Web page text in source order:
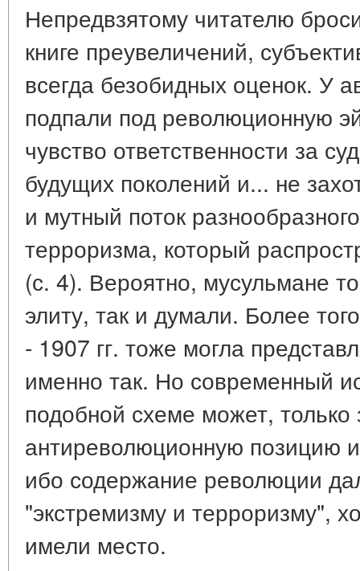
Непредвзятому читателю
книге преувеличений,
всегда безобидных оценок. У
подпали под революционную
чувство ответственности за
будущих поколений и... не
и мутный поток
терроризма, который
(с. 4). Вероятно, мусульмане
элиту, так и думали. Более
- 1907 гг. тоже могла
именно так. Но современный
подобной схеме может, только
антиреволюционную позицию
ибо содержание революции
"экстремизму и терроризму",
имели место.